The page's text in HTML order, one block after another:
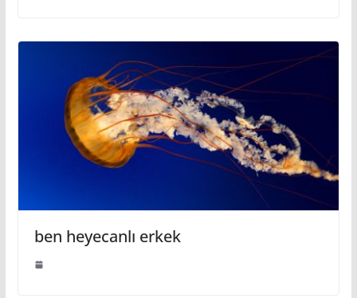
ben heyecanlı erkek